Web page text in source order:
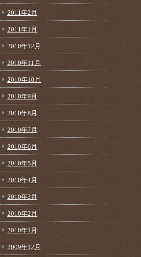
2011年2月
2011年1月
2010年12月
2010年11月
2010年10月
2010年9月
2010年8月
2010年7月
2010年6月
2010年5月
2010年4月
2010年3月
2010年2月
2010年1月
2009年12月